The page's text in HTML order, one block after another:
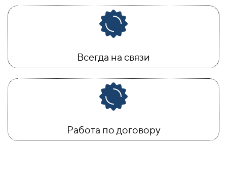
Всегда на связи
Работа по договору